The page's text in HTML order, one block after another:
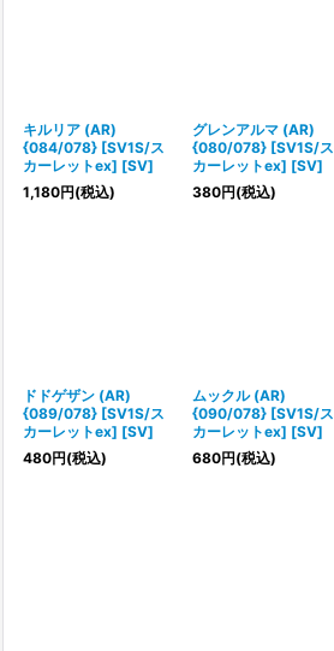
キルリア (AR)
{084/078} [SV1S/ス
カーレットex] [SV]
1,180円(税込)
グレンアルマ (AR)
{080/078} [SV1S/ス
カーレットex] [SV]
380円(税込)
ドドゲザン (AR)
{089/078} [SV1S/ス
カーレットex] [SV]
480円(税込)
ムックル (AR)
{090/078} [SV1S/ス
カーレットex] [SV]
680円(税込)